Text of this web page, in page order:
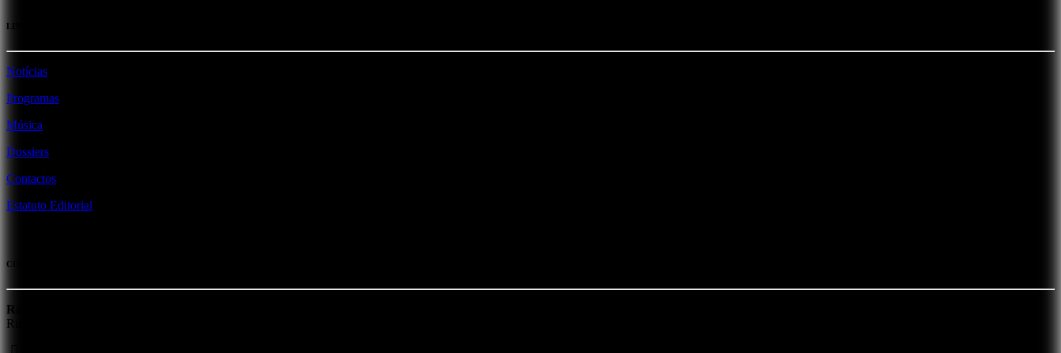
LINKS
Notícias
Programas
Música
Dossiers
Contactos
Estatuto Editorial
CONTACTOS
Rádio Voz da Planície
Rua da Misericórdia, 4 - 7800-285 Beja